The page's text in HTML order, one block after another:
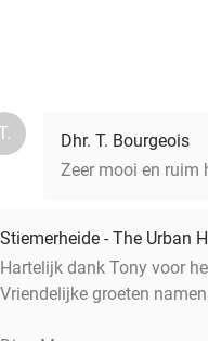
Dhr. T. Bourgeois
Zeer mooi en ruim
Stiemerheide - The Urban
Hartelijk dank Tony voor
Vriendelijke groeten